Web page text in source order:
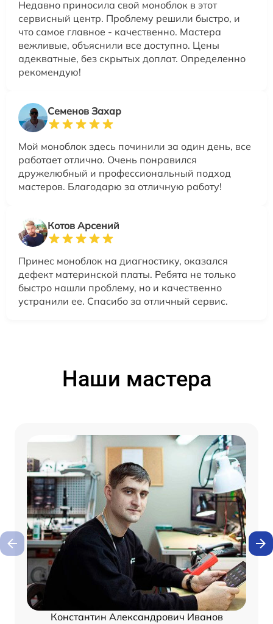
Недавно приносила свой моноблок в этот
сервисный центр. Проблему решили быстро, и
что самое главное - качественно. Мастера
вежливые, объяснили все доступно. Цены
адекватные, без скрытых доплат. Определенно
рекомендую!
Семенов Захар
Мой моноблок здесь починили за один день, все
работает отлично. Очень понравился
дружелюбный и профессиональный подход
мастеров. Благодарю за отличную работу!
Котов Арсений
Принес моноблок на диагностику, оказался
дефект материнской платы. Ребята не только
быстро нашли проблему, но и качественно
устранили ее. Спасибо за отличный сервис.
Наши мастера
Константин Александрович Иванов